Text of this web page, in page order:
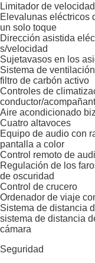
Limitador de velocidad
Elevalunas eléctricos
un solo toque
Dirección asistida
s/velocidad
Sujetavasos en los
Sistema de
filtro de carbón activo
Controles de
conductor/
Aire acondicionado
Cuatro altavoces
Equipo de audio con
pantalla a color
Control remoto de
Regulación de los
de oscuridad
Control de crucero
Ordenador de viaje
Sistema de distancia
sistema de distancia
cámara
Seguridad